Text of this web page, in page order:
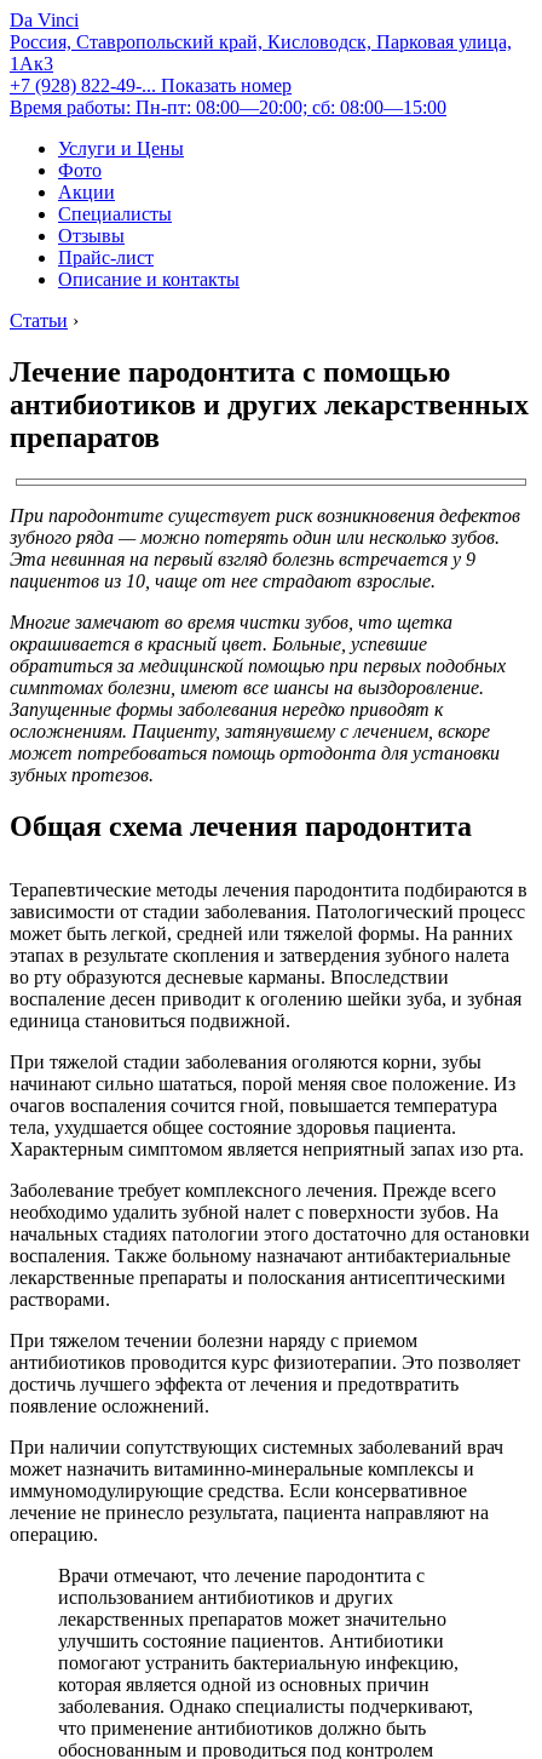
Da Vinci
Россия, Ставропольский край, Кисловодск, Парковая улица,
1Ак3
+7 (928) 822-49-... Показать номер
Время работы: Пн-пт: 08:00—20:00; сб: 08:00—15:00
Услуги и Цены
Фото
Акции
Специалисты
Отзывы
Прайс-лист
Описание и контакты
Статьи ›
Лечение пародонтита с помощью
антибиотиков и других лекарственных
препаратов
При пародонтите существует риск возникновения дефектов
зубного ряда — можно потерять один или несколько зубов.
Эта невинная на первый взгляд болезнь встречается у 9
пациентов из 10, чаще от нее страдают взрослые.
Многие замечают во время чистки зубов, что щетка
окрашивается в красный цвет. Больные, успевшие
обратиться за медицинской помощью при первых подобных
симптомах болезни, имеют все шансы на выздоровление.
Запущенные формы заболевания нередко приводят к
осложнениям. Пациенту, затянувшему с лечением, вскоре
может потребоваться помощь ортодонта для установки
зубных протезов.
Общая схема лечения пародонтита
Терапевтические методы лечения пародонтита подбираются в
зависимости от стадии заболевания. Патологический процесс
может быть легкой, средней или тяжелой формы. На ранних
этапах в результате скопления и затвердения зубного налета
во рту образуются десневые карманы. Впоследствии
воспаление десен приводит к оголению шейки зуба, и зубная
единица становиться подвижной.
При тяжелой стадии заболевания оголяются корни, зубы
начинают сильно шататься, порой меняя свое положение. Из
очагов воспаления сочится гной, повышается температура
тела, ухудшается общее состояние здоровья пациента.
Характерным симптомом является неприятный запах изо рта.
Заболевание требует комплексного лечения. Прежде всего
необходимо удалить зубной налет с поверхности зубов. На
начальных стадиях патологии этого достаточно для остановки
воспаления. Также больному назначают антибактериальные
лекарственные препараты и полоскания антисептическими
растворами.
При тяжелом течении болезни наряду с приемом
антибиотиков проводится курс физиотерапии. Это позволяет
достичь лучшего эффекта от лечения и предотвратить
появление осложнений.
При наличии сопутствующих системных заболеваний врач
может назначить витаминно-минеральные комплексы и
иммуномодулирующие средства. Если консервативное
лечение не принесло результата, пациента направляют на
операцию.
Врачи отмечают, что лечение пародонтита с
использованием антибиотиков и других
лекарственных препаратов может значительно
улучшить состояние пациентов. Антибиотики
помогают устранить бактериальную инфекцию,
которая является одной из основных причин
заболевания. Однако специалисты подчеркивают,
что применение антибиотиков должно быть
обоснованным и проводиться под контролем